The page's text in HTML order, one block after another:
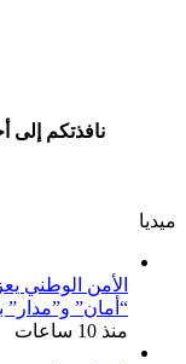
نافذتكم إلى
ميديا
الأمن الوطني
“أمان” و”مدار”
منذ 10 ساعات